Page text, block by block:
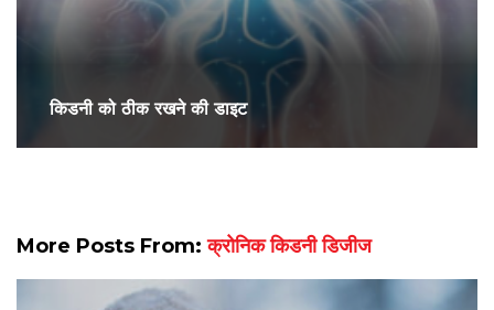
किडनी को ठीक रखने की डाइट
More Posts From:क्रोनिक किडनी डिजीज